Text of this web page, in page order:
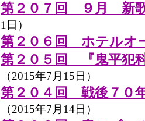
第２０７回 ９月 新
1日）
第２０６回 ホテルオ
第２０５回 『鬼平犯
（2015年7月15日）
第２０４回 戦後７０
（2015年7月14日）